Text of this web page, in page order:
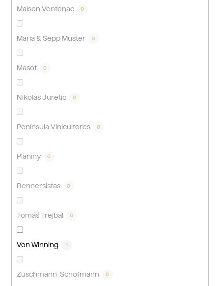
Maison Ventenac 0
Maria & Sepp Muster 0
Masot 0
Nikolas Juretic 0
Península Vinicultores 0
Planiny 0
Rennersistas 0
Tomáš Trejbal 0
Von Winning 1
Zuschmann-Schöfmann 0